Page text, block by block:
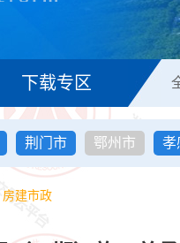
下载专区
荆门市 鄂州市 孝
房建市政